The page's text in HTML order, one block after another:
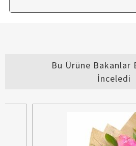
Bu Ürüne Bakanlar
İnceledi